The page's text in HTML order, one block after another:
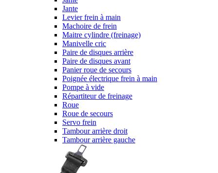
Jante
Levier frein à main
Machoire de frein
Maitre cylindre (freinage)
Manivelle cric
Paire de disques arrière
Paire de disques avant
Panier roue de secours
Poignée électrique frein à main
Pompe à vide
Répartiteur de freinage
Roue
Roue de secours
Servo frein
Tambour arrière droit
Tambour arrière gauche